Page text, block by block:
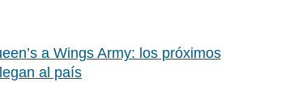
a Wings Army: los próximos
al país